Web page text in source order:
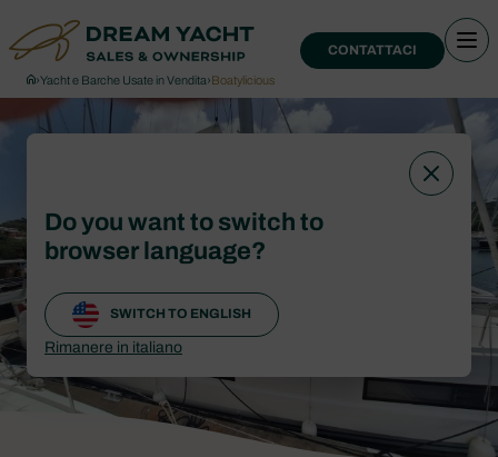
CONTATTACI
›Yacht e Barche Usate in Vendita›Boatylicious
Do you want to switch to
browser language?
SWITCH TO ENGLISH
Rimanere in italiano